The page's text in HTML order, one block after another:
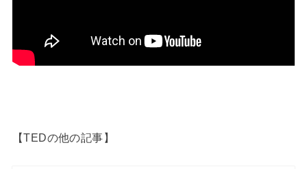
【TEDの他の記事】